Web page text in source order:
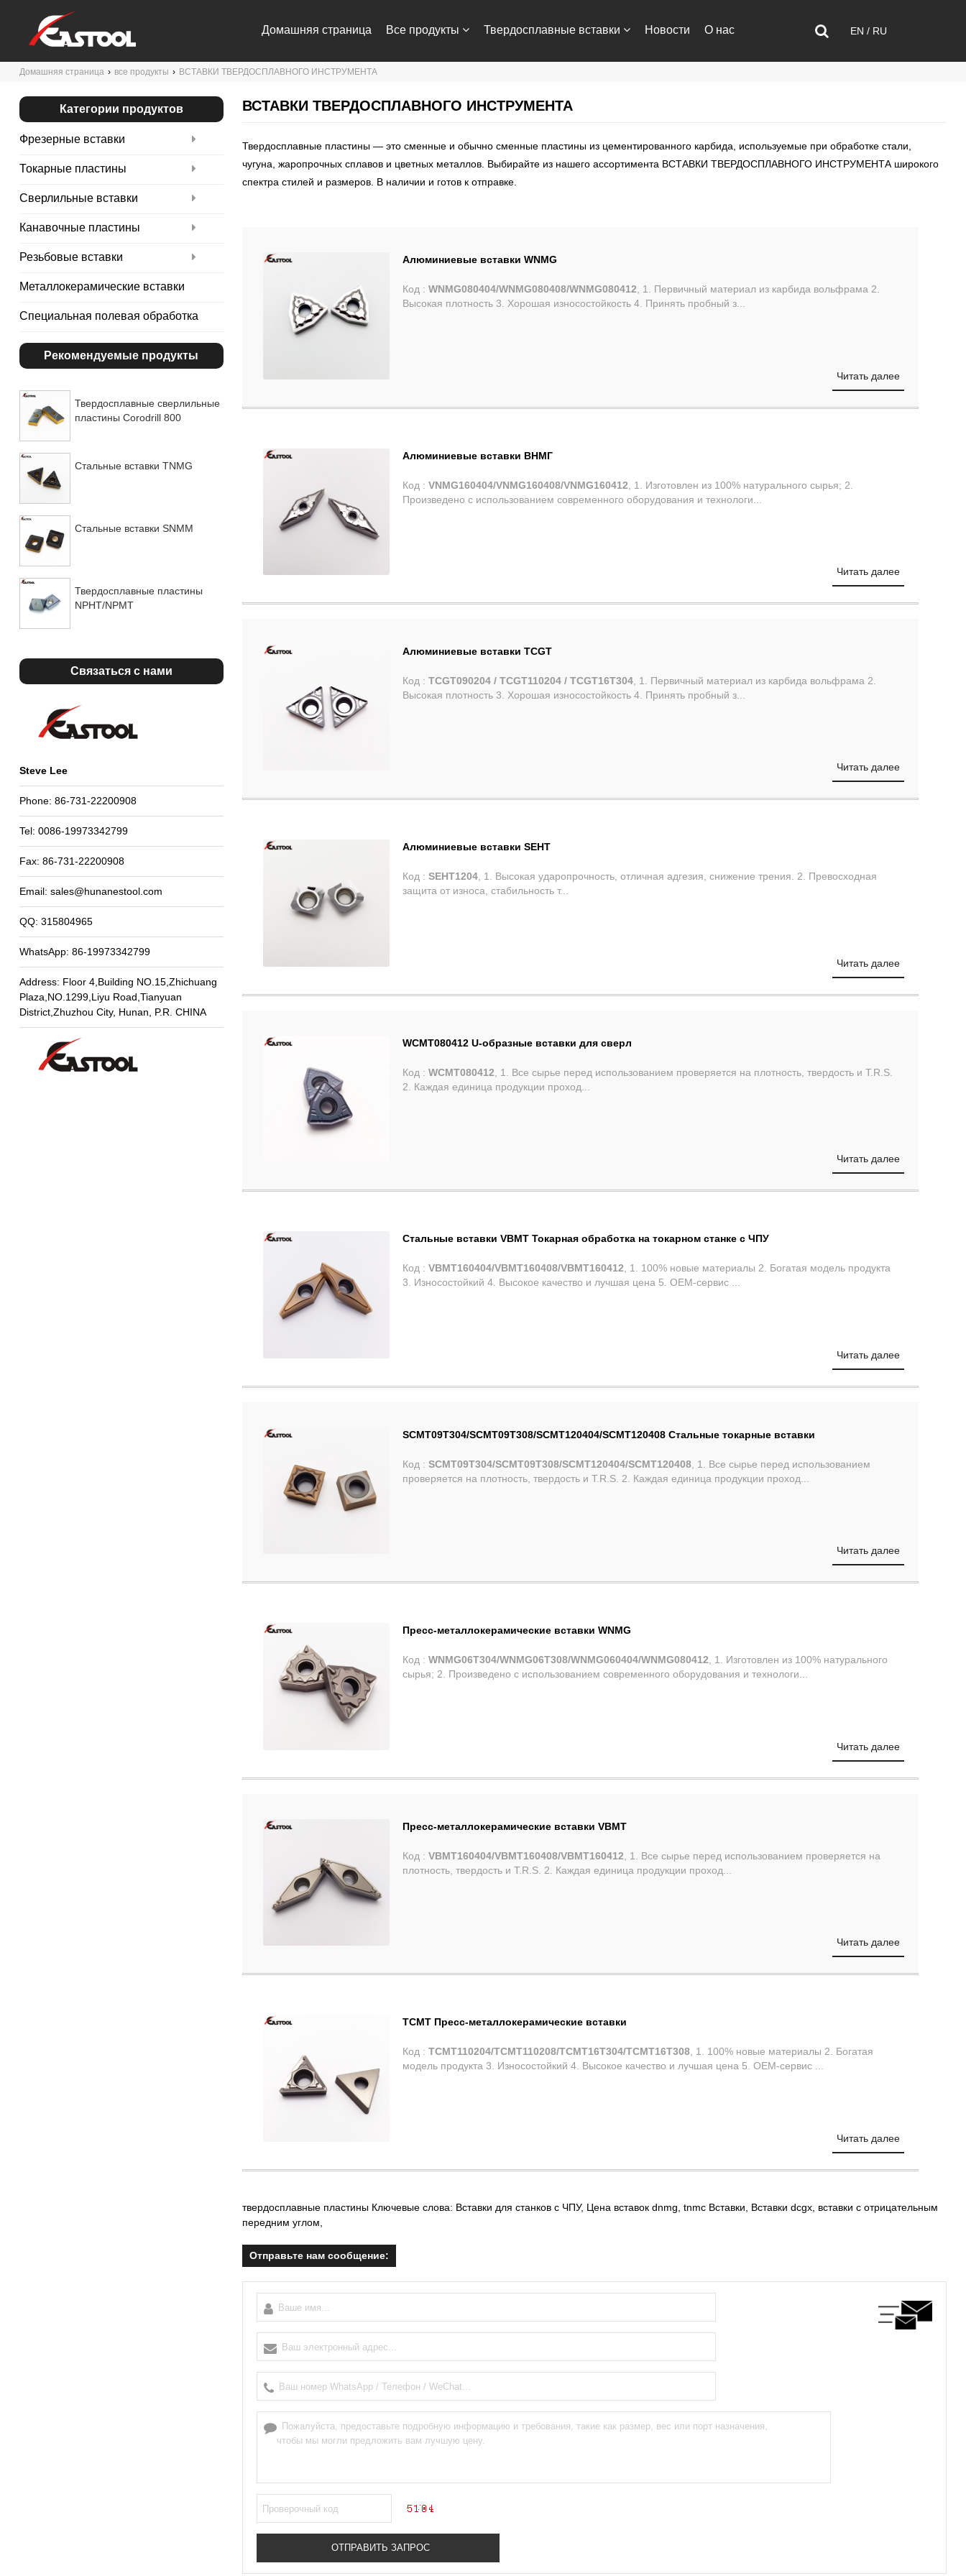
Домашняя страница Все продукты Твердосплавные вставки Новости О нас EN / RU
Домашняя страница › все продукты › ВСТАВКИ ТВЕРДОСПЛАВНОГО ИНСТРУМЕНТА
Категории продуктов
Фрезерные вставки
Токарные пластины
Сверлильные вставки
Канавочные пластины
Резьбовые вставки
Металлокерамические вставки
Специальная полевая обработка
Рекомендуемые продукты
Твердосплавные сверлильные
пластины Corodrill 800
Стальные вставки TNMG
Стальные вставки SNMM
Твердосплавные пластины
NPHT/NPMT
Связаться с нами
Steve Lee
Phone: 86-731-22200908
Tel: 0086-19973342799
Fax: 86-731-22200908
Email: sales@hunanestool.com
QQ: 315804965
WhatsApp: 86-19973342799
Address: Floor 4,Building NO.15,Zhichuang
Plaza,NO.1299,Liyu Road,Tianyuan
District,Zhuzhou City, Hunan, P.R. CHINA
ВСТАВКИ ТВЕРДОСПЛАВНОГО ИНСТРУМЕНТА
Твердосплавные пластины — это сменные и обычно сменные пластины из цементированного карбида, используемые при обработке стали,
чугуна, жаропрочных сплавов и цветных металлов. Выбирайте из нашего ассортимента ВСТАВКИ ТВЕРДОСПЛАВНОГО ИНСТРУМЕНТАширокого
спектра стилей и размеров. В наличии и готов к отправке.
Алюминиевые вставки WNMG
Код :WNMG080404/WNMG080408/WNMG080412 , 1. Первичный материал из карбида вольфрама 2.
Высокая плотность 3. Хорошая износостойкость 4. Принять пробный з...
Читать далее
Алюминиевые вставки ВНМГ
Код :VNMG160404/VNMG160408/VNMG160412 , 1. Изготовлен из 100% натурального сырья; 2.
Произведено с использованием современного оборудования и технологи...
Читать далее
Алюминиевые вставки TCGT
Код : TCGT090204 / TCGT110204 / TCGT16T304 , 1. Первичный материал из карбида вольфрама 2.
Высокая плотность 3. Хорошая износостойкость 4. Принять пробный з...
Читать далее
Алюминиевые вставки SEHT
Код :SEHT1204, 1. Высокая ударопрочность, отличная адгезия, снижение трения. 2. Превосходная
защита от износа, стабильность т...
Читать далее
WCMT080412 U-образные вставки для сверл
Код :WCMT080412 , 1. Все сырье перед использованием проверяется на плотность, твердость и T.R.S.
2. Каждая единица продукции проход...
Читать далее
Стальные вставки VBMT Токарная обработка на токарном станке с ЧПУ
Код :VBMT160404/VBMT160408/VBMT160412, 1. 100% новые материалы 2. Богатая модель продукта
3. Износостойкий 4. Высокое качество и лучшая цена 5. OEM-сервис ...
Читать далее
SCMT09T304/SCMT09T308/SCMT120404/SCMT120408 Стальные токарные вставки
Код :SCMT09T304/SCMT09T308/SCMT120404/SCMT120408 , 1. Все сырье перед использованием
проверяется на плотность, твердость и T.R.S. 2. Каждая единица продукции проход...
Читать далее
Пресс-металлокерамические вставки WNMG
Код :WNMG06T304/WNMG06T308/WNMG060404/WNMG080412, 1. Изготовлен из 100% натурального
сырья; 2. Произведено с использованием современного оборудования и технологи...
Читать далее
Пресс-металлокерамические вставки VBMT
Код :VBMT160404/VBMT160408/VBMT160412 , 1. Все сырье перед использованием проверяется на
плотность, твердость и T.R.S. 2. Каждая единица продукции проход...
Читать далее
TCMT Пресс-металлокерамические вставки
Код :TCMT110204/TCMT110208/TCMT16T304/TCMT16T308, 1. 100% новые материалы 2. Богатая
модель продукта 3. Износостойкий 4. Высокое качество и лучшая цена 5. OEM-сервис ...
Читать далее
твердосплавные пластины Ключевые слова: Вставки для станков с ЧПУ, Цена вставок dnmg tnmc Вставки Вставки dcgx, вставки с отрицательным
передним углом
Отправьте нам сообщение: